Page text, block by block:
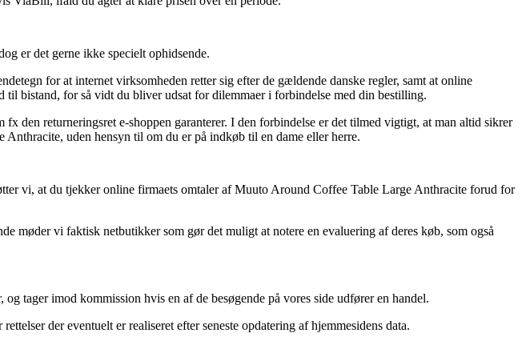
er det gerne ikke specielt ophidsende.
for at internet virksomheden retter sig efter de gældende danske regler, samt at online
bistand, for så vidt du bliver udsat for dilemmaer i forbindelse med din bestilling.
den returneringsret e-shoppen garanterer. I den forbindelse er det tilmed vigtigt, at man altid sikrer
uden hensyn til om du er på indkøb til en dame eller herre.
vi, at du tjekker online firmaets omtaler af Muuto Around Coffee Table Large Anthracite forud for
møder vi faktisk netbutikker som gør det muligt at notere en evaluering af deres køb, som også
tager imod kommission hvis en af de besøgende på vores side udfører en handel.
der eventuelt er realiseret efter seneste opdatering af hjemmesidens data.